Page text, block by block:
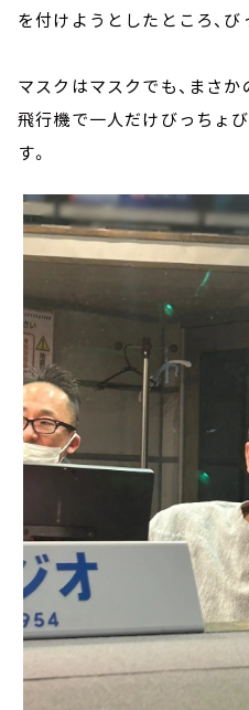
を付けようとしたところ、び
マスクはマスクでも、まさか
飛行機で一人だけびっちょ
す。